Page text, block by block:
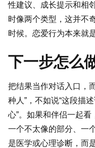
性建议、成长提示和相
时像两个类型，这并不
时候。恋爱行为本来就
下一步怎么
把结果当作对话入口，
种人”，不如说“这段描
心”。如果和伴侣一起看
一个不太像的部分、一
是医学或心理诊断，而